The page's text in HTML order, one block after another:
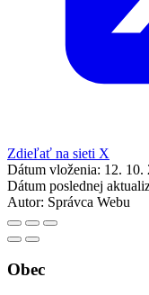
Zdieľať na sieti X
Dátum vloženia: 12. 10.
Dátum poslednej
Autor: Správca Webu
Obec